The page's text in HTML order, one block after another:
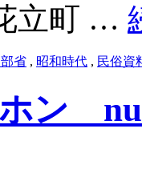
立町 …
省 , 昭和時代 , 民俗資
ン